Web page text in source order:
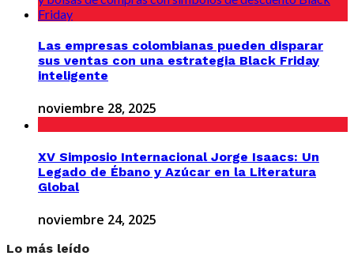
Las empresas colombianas pueden disparar
sus ventas con una estrategia Black Friday
inteligente
noviembre 28, 2025
XV Simposio Internacional Jorge Isaacs: Un
Legado de Ébano y Azúcar en la Literatura
Global
noviembre 24, 2025
Lo más leído